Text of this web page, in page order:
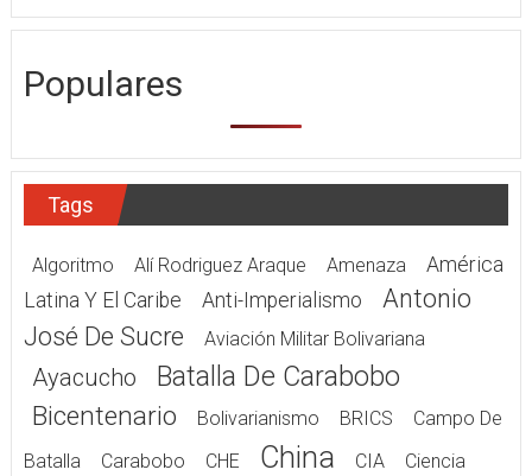
Populares
Tags
Algoritmo Alí Rodriguez Araque Amenaza
América
Latina Y El Caribe
Anti-Imperialismo
Antonio
José De Sucre
Aviación Militar Bolivariana
Ayacucho Batalla De Carabobo
Bicentenario Bolivarianismo BRICS
Campo De
Batalla
Carabobo CHE China CIA Ciencia